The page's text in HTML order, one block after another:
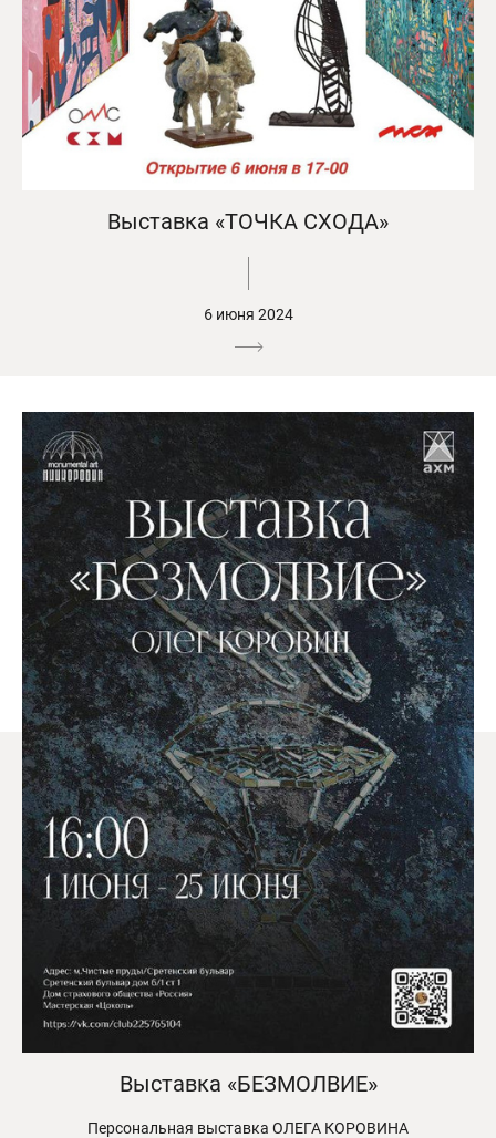
Выставка «ТОЧКА СХОДА»
6 июня 2024
Выставка «БЕЗМОЛВИЕ»
Персональная выставка ОЛЕГА КОРОВИНА